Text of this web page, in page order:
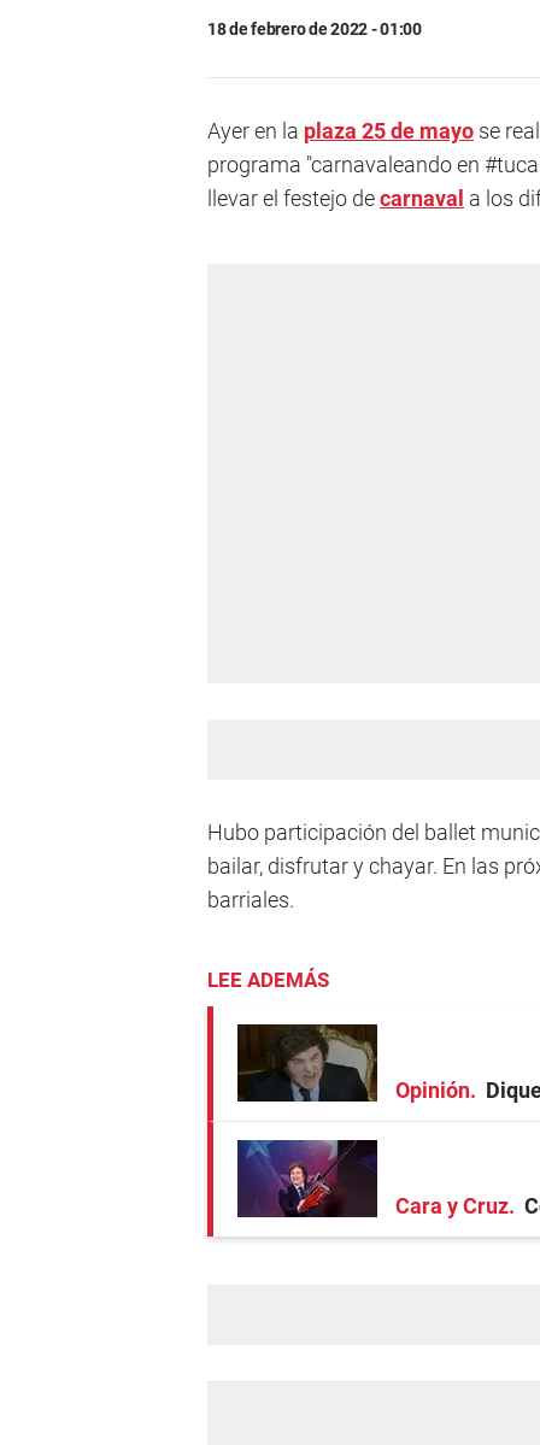
18 de febrero de 2022 - 01:00
Ayer en la plaza 25 de mayo se
programa "carnavaleando en
llevar el festejo decarnaval a los
Hubo participación del ballet
bailar, disfrutar y chayar. En las
barriales.
LEE ADEMÁS
Opinión
Cara y Cruz